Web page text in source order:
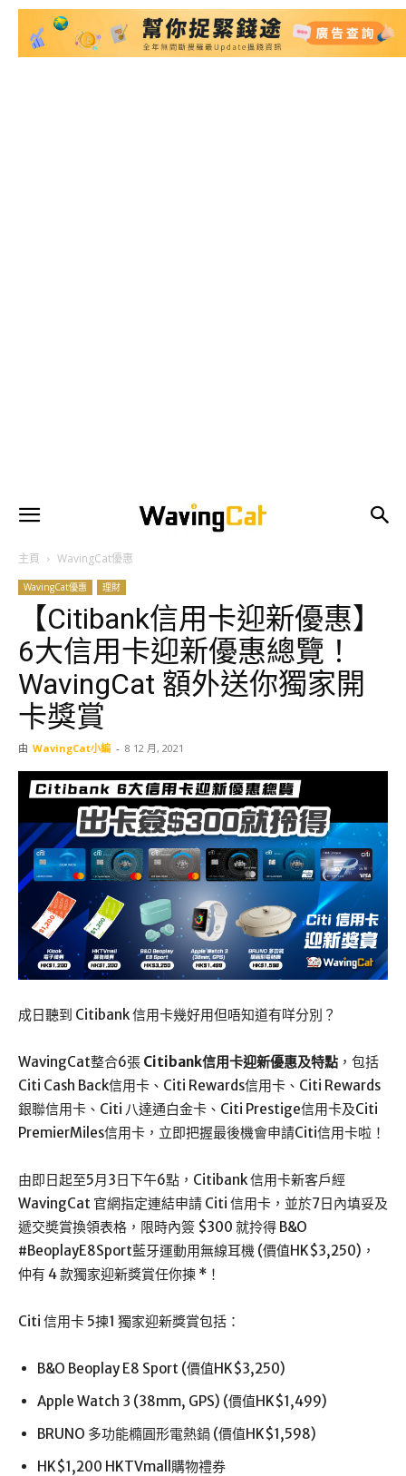
主頁 WavingCat優惠
WavingCat優惠 理財
【Citibank信用卡迎新優惠】
6大信用卡迎新優惠總覽！
WavingCat 額外送你獨家開
卡獎賞
由 WavingCat小編 - 8 12 月, 2021
成日聽到 Citibank 信用卡幾好用但唔知道有咩分別？
WavingCat整合6張 Citibank信用卡迎新優惠及特點 ，包括
Citi Cash Back信用卡、Citi Rewards信用卡、Citi Rewards
銀聯信用卡、Citi 八達通白金卡、Citi Prestige信用卡及Citi
PremierMiles信用卡，立即把握最後機會申請Citi信用卡啦！
由即日起至5月3日下午6點，Citibank 信用卡新客戶經
WavingCat 官網指定連結申請 Citi 信用卡，並於7日內填妥及
遞交奬賞換領表格，限時內簽 $300 就拎得 B&O
#BeoplayE8Sport藍牙運動用無線耳機 (價值HK$3,250)，
仲有 4 款獨家迎新獎賞任你揀 *！
Citi 信用卡 5揀1 獨家迎新獎賞包括：
B&O Beoplay E8 Sport (價值HK$3,250)
Apple Watch 3 (38mm, GPS) (價值HK$1,499)
BRUNO 多功能橢圓形電熱鍋 (價值HK$1,598)
HK$1,200 HKTVmall購物禮券